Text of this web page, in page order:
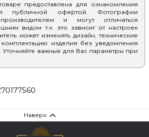
предоставлена для ознакомления
публичной офертой. Фотографии
и могут отличаться
видом т.к. это зависит от настроек
может изменять дизайн, технические
комплектацию изделия без уведомления
Уточняйте важные для Вас параметры при
Наверх